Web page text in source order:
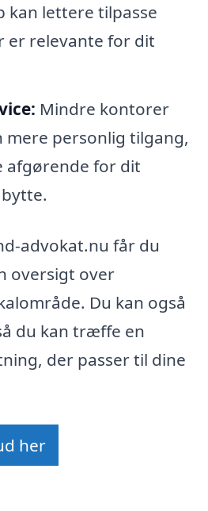
kan lettere tilpasse
er relevante for dit
Mindre kontorer
mere personlig tilgang,
afgørende for dit
advokat.nu får du
oversigt over
Du kan også
du kan træffe en
der passer til dine
her